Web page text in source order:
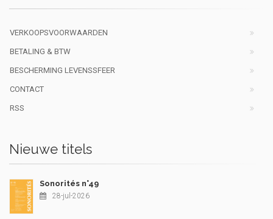
VERKOOPSVOORWAARDEN
BETALING & BTW
BESCHERMING LEVENSSFEER
CONTACT
RSS
Nieuwe titels
Sonorités n°49
28-jul-2026